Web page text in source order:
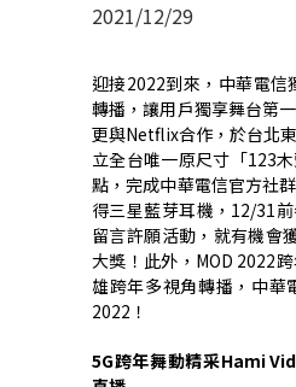
2021/12/29
迎接2022到來，中華電信
轉播，讓用戶獨享舞台第
更與Netflix合作，於台北
立全台唯一原尺寸「123
點，完成中華電信官方社
得三星藍芽耳機，12/31
留言許願活動，就有機會
大獎！此外，MOD 2022
雄跨年多視角轉播，中華
2022！
5G跨年舞動精采Hami